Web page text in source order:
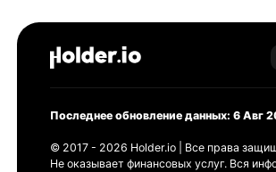
Последнее обновление данных: 6 Авг
© 2017 - 2026 Holder.io | Все права
Не оказывает финансовых услуг. Вся